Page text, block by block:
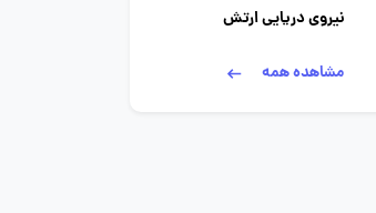
نیروی دریایی ارتش
مشاهده همه